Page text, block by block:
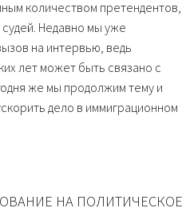
количеством претендентов,
Недавно мы уже
на интервью, ведь
лет может быть связано с
же мы продолжим тему и
дело в иммиграционном
НА ПОЛИТИЧЕСКОЕ